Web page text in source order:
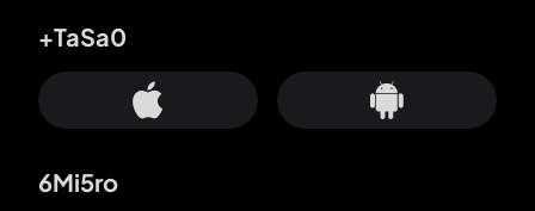
+TaSa0
6Mi5ro